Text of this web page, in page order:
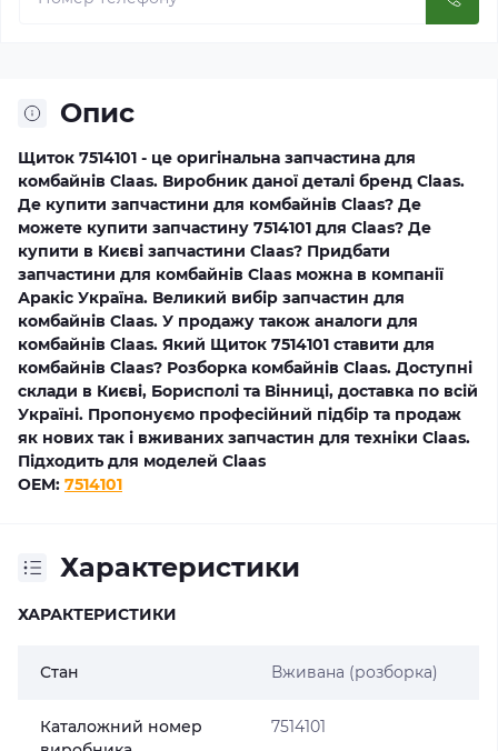
Опис
Щиток 7514101 - це оригінальна запчастина для
комбайнів Claas. Виробник даної деталі бренд Claas.
Де купити запчастини для комбайнів Claas? Де
можете купити запчастину 7514101 для Claas? Де
купити в Києві запчастини Claas? Придбати
запчастини для комбайнів Claas можна в компанії
Аракіс Україна. Великий вибір запчастин для
комбайнів Claas. У продажу також аналоги для
комбайнів Claas. Який Щиток 7514101 ставити для
комбайнів Claas? Розборка комбайнів Claas. Доступні
склади в Києві, Борисполі та Вінниці, доставка по всій
Україні. Пропонуємо професійний підбір та продаж
як нових так і вживаних запчастин для техніки Claas.
Підходить для моделей Claas
OEM: 7514101
Характеристики
ХАРАКТЕРИСТИКИ
Стан Вживана (розборка)
Каталожний номер
7514101